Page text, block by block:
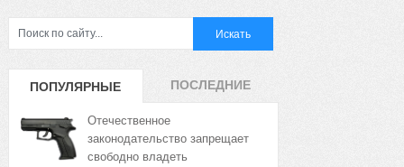
ПОПУЛЯРНЫЕ
ЗАПИСИ
ПОСЛЕДНИЕ
Отечественное
законодательство запрещает
свободно владеть